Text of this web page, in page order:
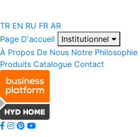
TR EN RU FR AR
Page D'accueil
Institutionnel
À Propos De Nous Notre Philosophie
Produits Catalogue Contact